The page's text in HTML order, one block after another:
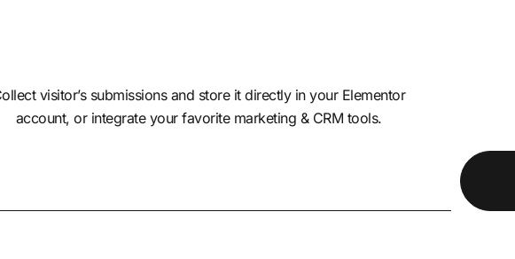
visitor’s submissions and store it directly in your Elementor
account, or integrate your favorite marketing & CRM tools.